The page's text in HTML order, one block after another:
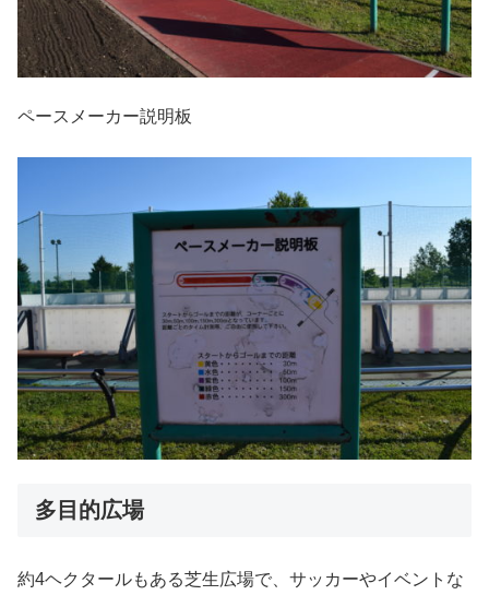
ペースメーカー説明板
多目的広場
約4ヘクタールもある芝生広場で、サッカーやイベントな